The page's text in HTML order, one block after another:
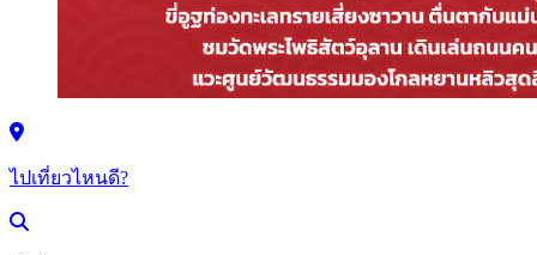
ไปเที่ยวไหนดี?